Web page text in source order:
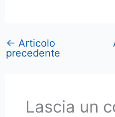
← Articolo
precedente
Lascia un